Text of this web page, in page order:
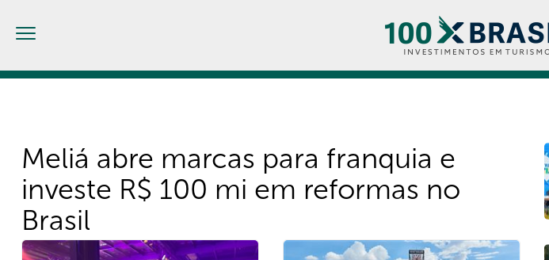
Menu
Meliá abre marcas para franquia e
investe R$ 100 mi em reformas no
Brasil
Novidade faz parte do plano de expansão global da rede hoteleira, que intensifica